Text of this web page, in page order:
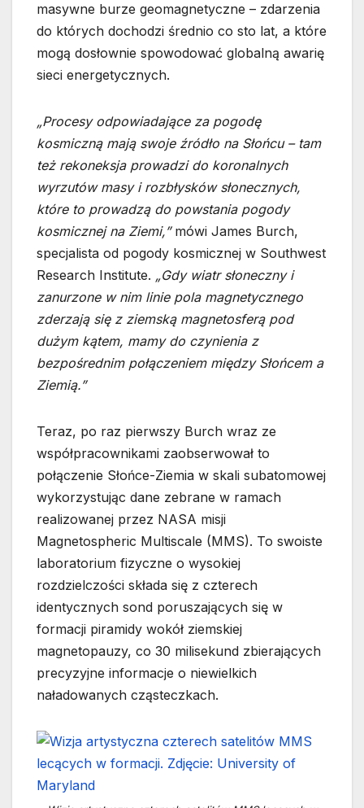
masywne burze geomagnetyczne – zdarzenia
do których dochodzi średnio co sto lat, a które
mogą dosłownie spowodować globalną awarię
sieci energetycznych.
„Procesy odpowiadające za pogodę
kosmiczną mają swoje źródło na Słońcu – tam
też rekoneksja prowadzi do koronalnych
wyrzutów masy i rozbłysków słonecznych,
które to prowadzą do powstania pogody
kosmicznej na Ziemi,”mówi James Burch,
specjalista od pogody kosmicznej w Southwest
Research Institute. „Gdy wiatr słoneczny i
zanurzone w nim linie pola magnetycznego
zderzają się z ziemską magnetosferą pod
dużym kątem, mamy do czynienia z
bezpośrednim połączeniem między Słońcem a
Ziemią.”
Teraz, po raz pierwszy Burch wraz ze
współpracownikami zaobserwował to
połączenie Słońce-Ziemia w skali subatomowej
wykorzystując dane zebrane w ramach
realizowanej przez NASA misji
Magnetospheric Multiscale (MMS). To swoiste
laboratorium fizyczne o wysokiej
rozdzielczości składa się z czterech
identycznych sond poruszających się w
formacji piramidy wokół ziemskiej
magnetopauzy, co 30 milisekund zbierających
precyzyjne informacje o niewielkich
naładowanych cząsteczkach.